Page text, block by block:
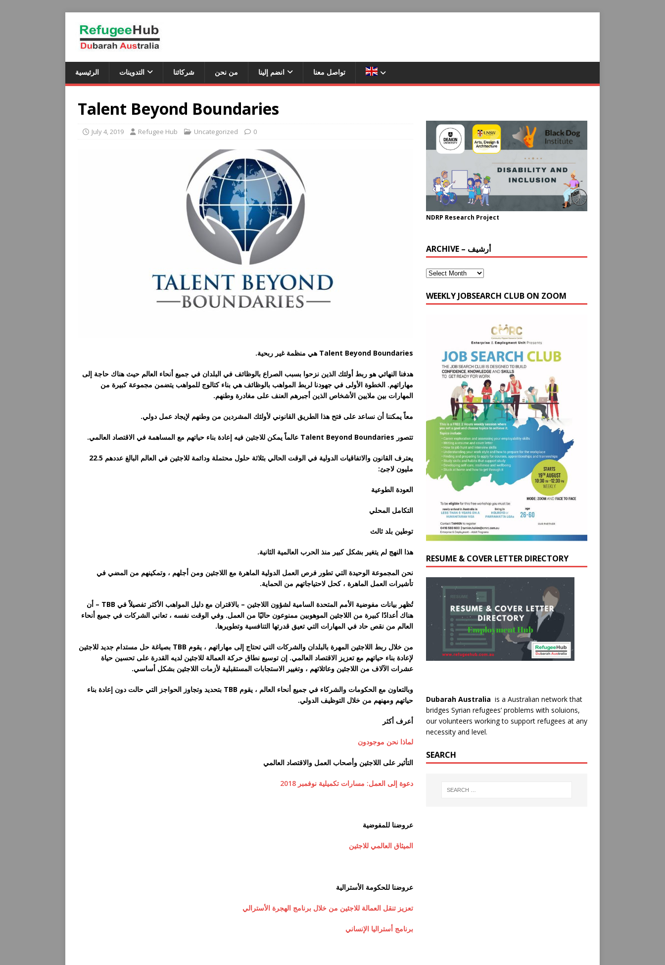
الرئيسية التدوينات شركائنا من نحن انضم إلينا تواصل معنا
Talent Beyond Boundaries
July 4, 2019 Refugee Hub Uncategorized 0
Talent Beyond Boundaries هي منظمة غير ربحية.
هدفنا النهائي هو ربط أولئك الذين نزحوا بسبب الصراع بالوظائف في البلدان في جميع أنحاء العالم حيث هناك حاجة إلى
مهاراتهم. الخطوة الأولى في جهودنا لربط المواهب بالوظائف هي بناء كتالوج للمواهب يتضمن مجموعة كبيرة من
المهارات بين ملايين الأشخاص الذين أجبرهم العنف على مغادرة وطنهم.
معاً يمكننا أن نساعد على فتح هذا الطريق القانوني لأولئك المشردين من وطنهم لإيجاد عمل دولي.
تتصور Talent Beyond Boundaries عالماً يمكن للاجئين فيه إعادة بناء حياتهم مع المساهمة في الاقتصاد العالمي.
يعترف القانون والاتفاقيات الدولية في الوقت الحالي بثلاثة حلول محتملة ودائمة للاجئين في العالم البالغ عددهم 22.5
مليون لاجئ:
العودة الطوعية
التكامل المحلي
توطين بلد ثالث
هذا النهج لم يتغير بشكل كبير منذ الحرب العالمية الثانية.
نحن المجموعة الوحيدة التي تطور فرص العمل الدولية الماهرة مع اللاجئين ومن أجلهم ، وتمكينهم من المضي في
تأشيرات العمل الماهرة ، كحل لاحتياجاتهم من الحماية.
تُظهر بيانات مفوضية الأمم المتحدة السامية لشؤون اللاجئين – بالاقتران مع دليل المواهب الأكثر تفصيلاً في TBB – أن
هناك أعدادًا كبيرة من اللاجئين الموهوبين ممنوعون حاليًا من العمل. وفي الوقت نفسه ، تعاني الشركات في جميع أنحاء
العالم من نقص حاد في المهارات التي تعيق قدرتها التنافسية وتطويرها.
من خلال ربط اللاجئين المهرة بالبلدان والشركات التي تحتاج إلى مهاراتهم ، يقوم TBB بصياغة حل مستدام جديد للاجئين
لإعادة بناء حياتهم مع تعزيز الاقتصاد العالمي. إن توسيع نطاق حركة العمالة للاجئين لديه القدرة على تحسين حياة
عشرات الآلاف من اللاجئين وعائلاتهم ، وتغيير الاستجابات المستقبلية لأزمات اللاجئين بشكل أساسي.
وبالتعاون مع الحكومات والشركاء في جميع أنحاء العالم ، يقوم TBB بتحديد وتجاوز الحواجز التي حالت دون إعادة بناء
حياتهم ومهنهم من خلال التوظيف الدولي.
أعرف أكثر
لماذا نحن موجودون
التأثير على اللاجئين وأصحاب العمل والاقتصاد العالمي
دعوة إلى العمل: مسارات تكميلية نوفمبر 2018
عروضنا للمفوضية
الميثاق العالمي للاجئين
عروضنا للحكومة الأسترالية
تعزيز تنقل العمالة للاجئين من خلال برنامج الهجرة الأسترالي
برنامج أستراليا الإنساني
NDRP Research Project
ARCHIVE – أرشيف
WEEKLY JOBSEARCH CLUB ON ZOOM
RESUME & COVER LETTER DIRECTORY
Dubarah Australia is a Australian network that
bridges Syrian refugees’ problems with soluions,
our volunteers working to support refugees at any
necessity and level.
SEARCH